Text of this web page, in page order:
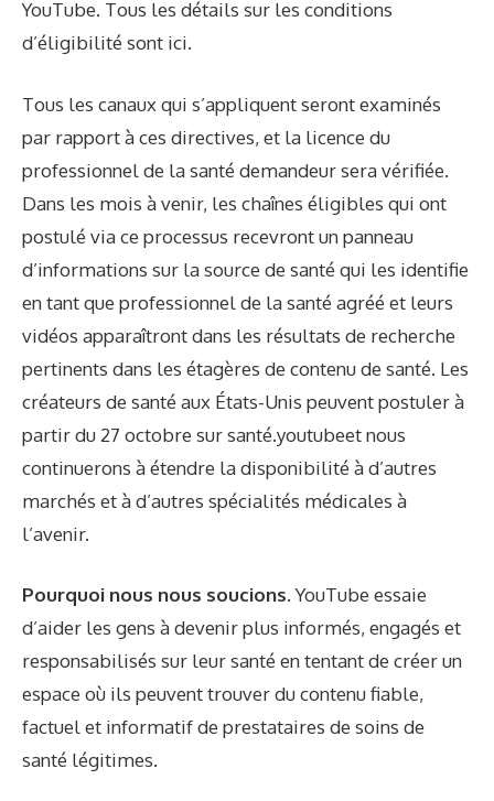
YouTube. Tous les détails sur les conditions
d’éligibilité sont ici.
Tous les canaux qui s’appliquent seront examinés
par rapport à ces directives, et la licence du
professionnel de la santé demandeur sera vérifiée.
Dans les mois à venir, les chaînes éligibles qui ont
postulé via ce processus recevront un panneau
d’informations sur la source de santé qui les identifie
en tant que professionnel de la santé agréé et leurs
vidéos apparaîtront dans les résultats de recherche
pertinents dans les étagères de contenu de santé. Les
créateurs de santé aux États-Unis peuvent postuler à
partir du 27 octobre sursanté.youtubeet nous
continuerons à étendre la disponibilité à d’autres
marchés et à d’autres spécialités médicales à
l’avenir.
Pourquoi nous nous soucions.YouTube essaie
d’aider les gens à devenir plus informés, engagés et
responsabilisés sur leur santé en tentant de créer un
espace où ils peuvent trouver du contenu fiable,
factuel et informatif de prestataires de soins de
santé légitimes.